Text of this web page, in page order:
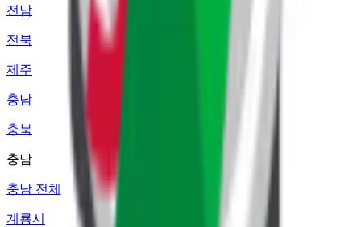
전남
전북
제주
충남
충북
충남
충남 전체
계룡시